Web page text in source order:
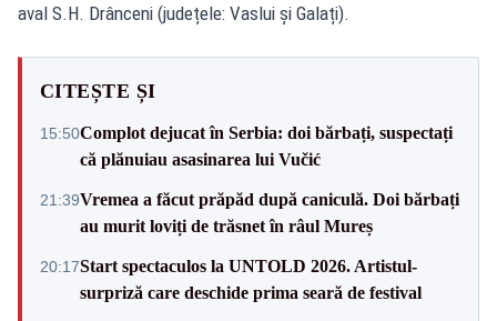
aval S.H. Drânceni (județele: Vaslui și Galați).
CITEȘTE ȘI
15:50Complot dejucat în Serbia: doi bărbați, suspectați
că plănuiau asasinarea lui Vučić
21:39Vremea a făcut prăpăd după caniculă. Doi bărbați
au murit loviți de trăsnet în râul Mureș
20:17Start spectaculos la UNTOLD 2026. Artistul-
surpriză care deschide prima seară de festival